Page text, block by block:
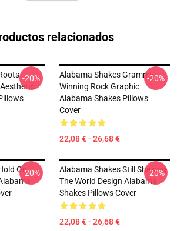
relacionados
-20%
Alabama Shakes Grammy-
Winning Rock Graphic
Alabama Shakes Pillows
Cover
22,08 € - 26,68 €
-20%
On-20%
Alabama Shakes Still Shaking
The World Design Alabama
Shakes Pillows Cover
22,08 € - 26,68 €
-20%